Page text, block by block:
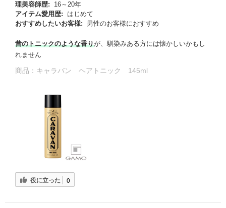
理美容師歴:
16～20年
アイテム愛用歴:
はじめて
おすすめしたいお客様:
男性のお客様におすすめ
昔のトニックのような香りが、馴染みある方には懐かしいかもし
れません
商品： キャラバン ヘアトニック 145ml
役に立った 0